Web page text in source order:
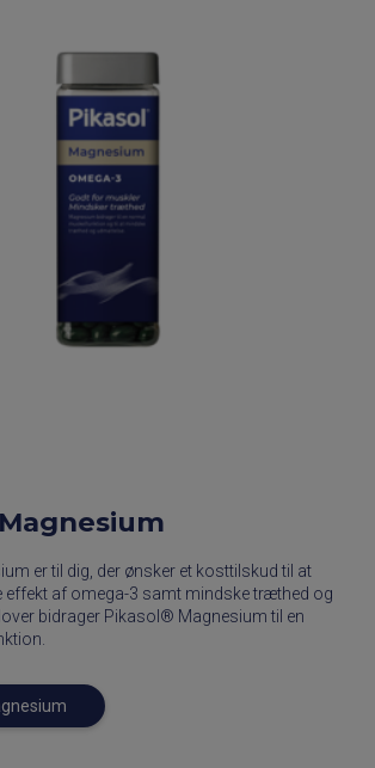
er til dig, der ønsker et kosttilskud til at
effekt af omega-3 samt mindske træthed og
bidrager Pikasol® Magnesium til en